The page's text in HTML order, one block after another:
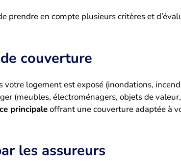
prendre en compte plusieurs critères et
couverture
logement est exposé (inondations,
(meubles, électroménagers, objets de
principaleoffrant une couverture adaptée à
les assureurs